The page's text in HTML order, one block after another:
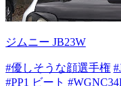
ジムニー JB23W
#優しそうな顔選手権
#PP1 ビート